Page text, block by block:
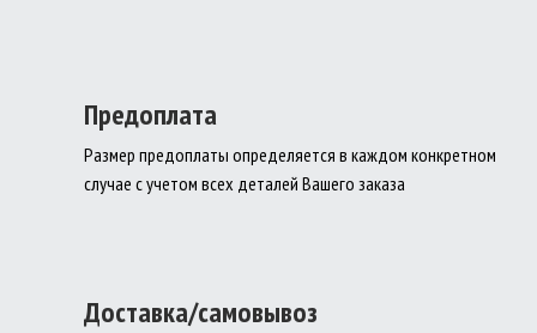
Предоплата
Размер предоплаты определяется в каждом конкретном
случае с учетом всех деталей Вашего заказа
Доставка/самовывоз